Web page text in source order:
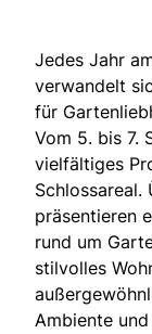
Jedes Jahr
verwandelt
für
Vom 5. bis 7.
vielfältiges
Schlossareal.
präsentieren
rund um
stilvolles
Ambiente